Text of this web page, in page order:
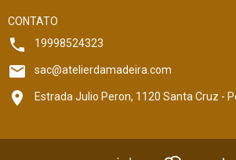
CONTATO
19998524323
sac@atelierdamadeira.com
Estrada Julio Peron, 1120 Santa Cruz -